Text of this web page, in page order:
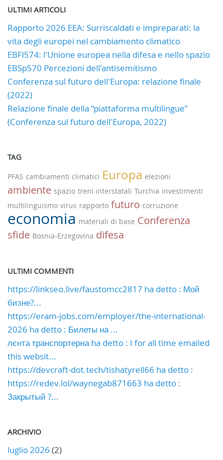
ULTIMI ARTICOLI
Rapporto 2026 EEA: Surriscaldati e impreparati: la
vita degli europei nel cambiamento climatico
EBFl574: l'Unione europea nella difesa e nello spazio
EBSp570 Percezioni dell'antisemitismo
Conferenza sul futuro dell'Europa: relazione finale
(2022)
Relazione finale della “piattaforma multilingue”
(Conferenza sul futuro dell'Europa, 2022)
TAG
PFAS cambiamenti climatici Europa elezioni
ambiente spazio treni interstatali Turchia investimenti
multilinguismo virus rapporto futuro corruzione
economia materiali di base Conferenza
sfide Bosnia-Erzegovina difesa
ULTIMI COMMENTI
https://linkseo.live/faustomcc2817 ha detto : Мой
бизне?...
https://eram-jobs.com/employer/the-international-
2026 ha detto : Билеты на ...
лєнта транспортерна ha detto : I for all time emailed
this websit...
https://devcraft-dot.tech/tishatyrell66 ha detto :
https://redev.lol/waynegab871663 ha detto :
Закрытый ?...
ARCHIVIO
luglio 2026 (2)